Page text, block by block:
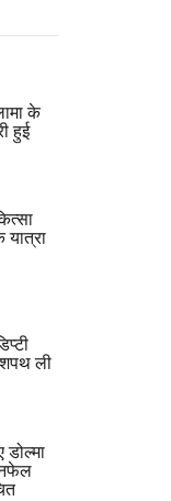
के
हुई
यात्रा
ली
डोल्मा